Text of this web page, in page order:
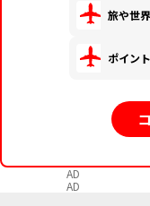
旅や世
ポイン
AD
AD